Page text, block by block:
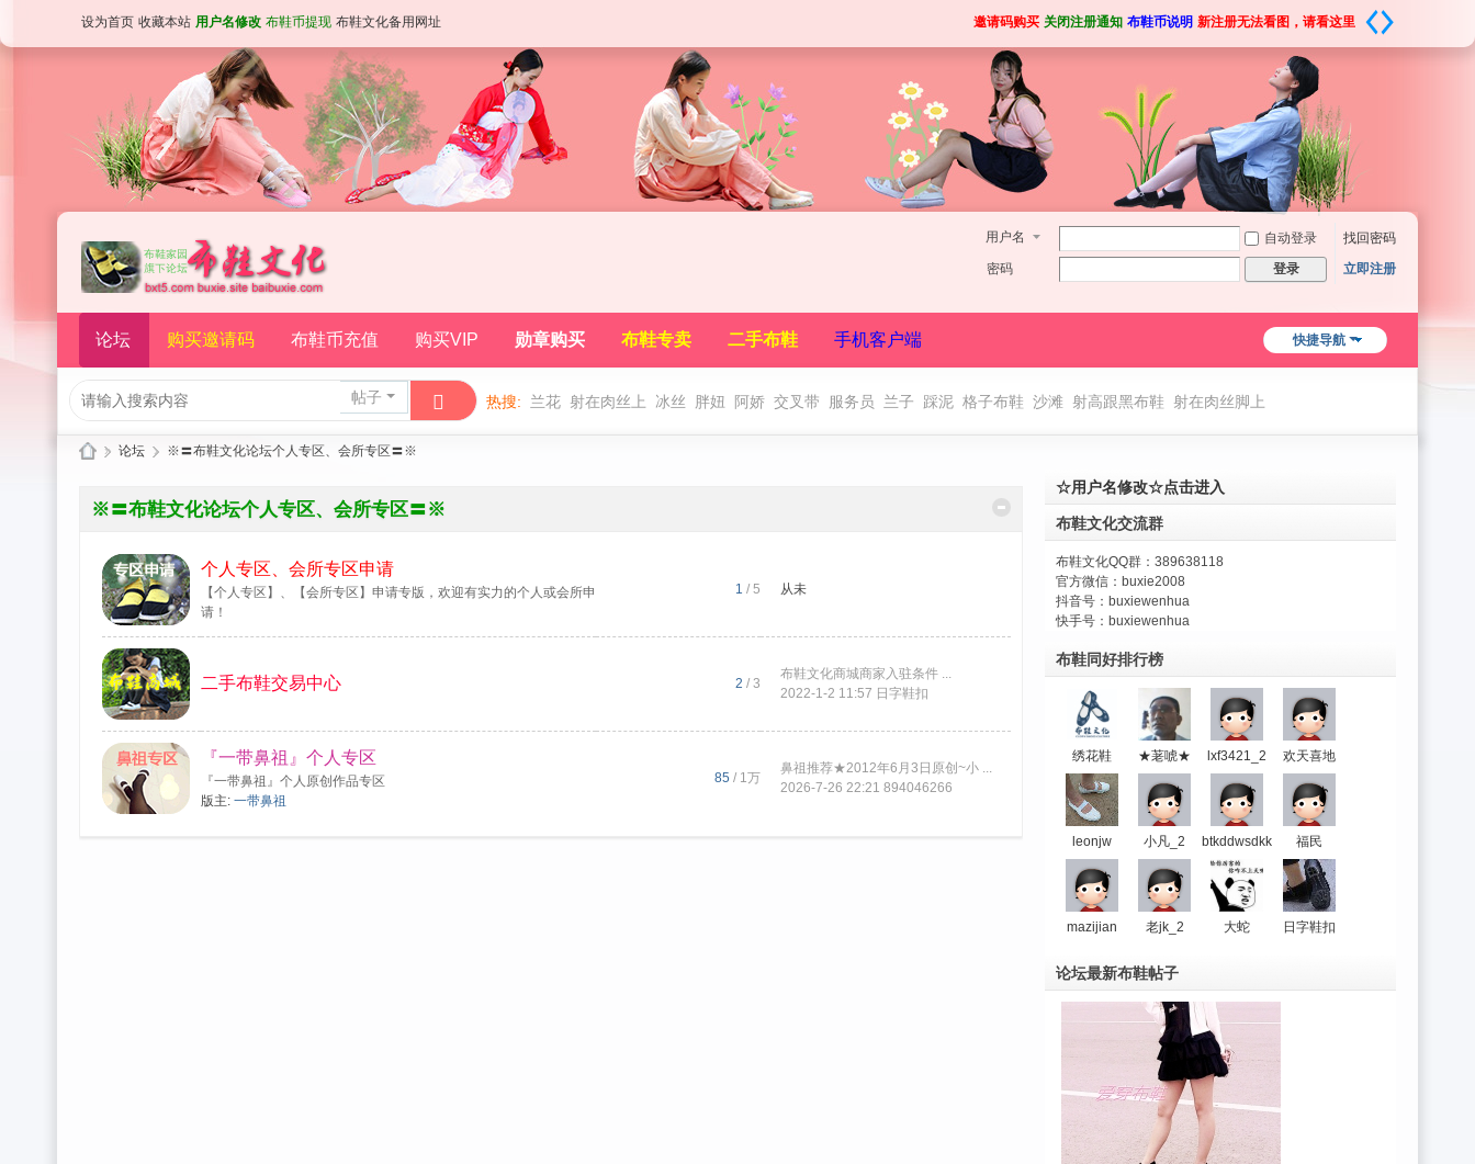
设为首页 收藏本站 用户名修改 布鞋币提现 布鞋文化备用网址 邀请码购买 关闭注册通知 布鞋币说明 新注册无法看图，请看这里
用户名 自动登录
找回密码
密码
登录 立即注册
快捷导航
论坛 购买邀请码 布鞋币充值 购买VIP 勋章购买 布鞋专卖 二手布鞋 手机客户端
帖子 热搜: 兰花 射在肉丝上 冰丝 胖妞 阿娇 交叉带 服务员 兰子 踩泥 格子布鞋 沙滩 射高跟黑布鞋 射在肉丝脚上
鞋
» 论坛 › ※〓布鞋文化论坛个人专区、会所专区〓※
※〓布鞋文化论坛个人专区、会所专区〓※
个人专区、会所专区申请
【个人专区】、【会所专区】申请专版，欢迎有实力的个人或会所申
请！
1 / 5 从未
二手布鞋交易中心 2 / 3
布鞋文化商城商家入驻条件 ...
2022-1-2 11:57 日字鞋扣
『一带鼻祖』个人专区
『一带鼻祖』个人原创作品专区
版主: 一带鼻祖
85 / 1万
鼻祖推荐★2012年6月3日原创~小 ...
2026-7-26 22:21 894046266
☆用户名修改☆点击进入
布鞋文化交流群
布鞋文化QQ群：389638118
官方微信：buxie2008
抖音号：buxiewenhua
快手号：buxiewenhua
布鞋同好排行榜
绣花鞋 ★荖唬★ lxf3421_2 欢天喜地
leonjw 小凡_2 btkddwsdkk 福民
mazijian 老jk_2 大蛇 日字鞋扣
论坛最新布鞋帖子